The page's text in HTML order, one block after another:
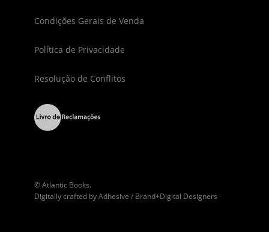
Condições Gerais de Venda
Política de Privacidade
Resolução de Conflitos
© Atlantic Books.
Digitally crafted byAdhesive / Brand+Digital Designers